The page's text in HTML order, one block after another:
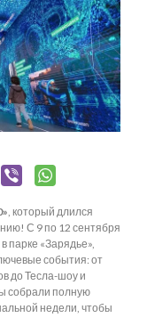
, который длился
С 9 по 12 сентября
парке «Зарядье»,
события: от
до Тесла-шоу и
собрали полную
недели, чтобы